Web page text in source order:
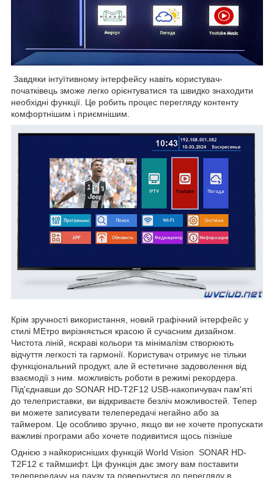
Завдяки інтуїтивному інтерфейсу навіть користувач-
початківець зможе легко орієнтуватися та швидко знаходити
необхідні функції. Це робить процес перегляду контенту
комфортнішим і приємнішим.
Крім зручності використання, новий графічний інтерфейс у
стилі МЕтрo вирізняється красою й сучасним дизайном.
Чистота ліній, яскраві кольори та мінімалізм створюють
відчуття легкості та гармонії. Користувач отримує не тільки
функціональний продукт, але й естетичне задоволення від
взаємодії з ним. можливість роботи в режимі рекордера.
Під'єднавши до SONAR HD-T2F12 USB-накопичувач пам'яті
до телеприставки, ви відкриваєте безліч можливостей. Тепер
ви можете записувати телепередачі негайно або за
таймером. Це особливо зручно, якщо ви не хочете пропускати
важливі програми або хочете подивитися щось пізніше
Однією з найкорисніших функцій World Vision SONAR HD-
T2F12 є таймшифт. Ця функція дає змогу вам поставити
телепередачу на паузу та повернутися до перегляду в